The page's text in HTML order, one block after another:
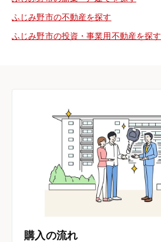
ふじみ野市の不動産を探す
ふじみ野市の投資・事業用不動産を探す
購入の流れ